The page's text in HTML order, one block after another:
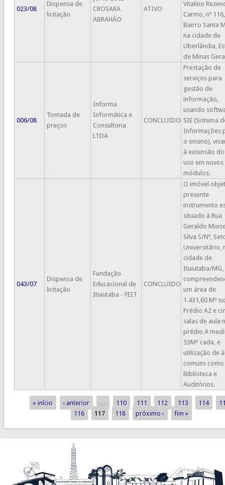
023/08
Dispensa de
licitação
CROSARA
ABRAHÃO
ATIVO
Vitalino
Carmo, nº 116,
Bairro Santa
na cidade de
Uberlândia,
de Minas
006/08
Tomada de
preços
Informa
Informática e
Consultoria
LTDA
CONCLUIDO
Prestação de
serviços para
gestão de
informação,
usando
SIE (Sistema
Informações
o ensino),
à extensão
uso em novos
módulos.
043/07
Dispensa de
licitação
Fundação
Educacional de
Ituiutaba - FEIT
CONCLUIDO
O imóvel
presente
instrumento
situado à Rua
Geraldo
Silva S/Nº,
Universitário,
cidade de
Ituiutaba/MG,
um área de
1.431,60 M²
Prédio A2 e
salas de aula
prédio A
53M² cada, e
utilização de
comuns como
Biblioteca e
Auditórios.
Páginas
« início ‹ anterior … 110 111 112 113 114
116
117 118 próximo › fim »